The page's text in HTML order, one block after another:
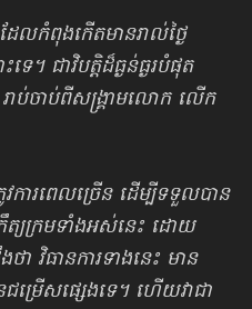
លកំពុងកើតមានរាល់ថ្ងៃ
េ។ ជាវិបត្តិដ៏ធ្ងន់ធ្ងរបំផុត
ាប់ចាប់ពីសង្គ្រាមលោក លើក
ការពេលច្រើន ដើម្បីទទួលបាន
ក្រឹត្យក្រមទាំងអស់នេះ ដោយ
ថា វិធានការទាងនេះ មាន
រើសផ្សេងទេ។ ហើយវាជា